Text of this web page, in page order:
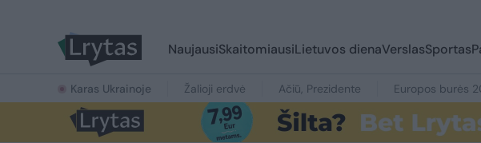
NaujausiSkaitomiausiLietuvos dienaVerslasSportas
Karas Ukrainoje Žalioji erdvė Ačiū, Prezidente Europos burės